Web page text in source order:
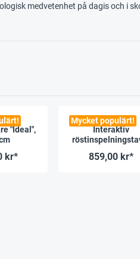
medvetenhet på dagis och i
"Ideal",
kr*
Mycket populärt!
Interaktiv
piktogram och
859,00 kr*